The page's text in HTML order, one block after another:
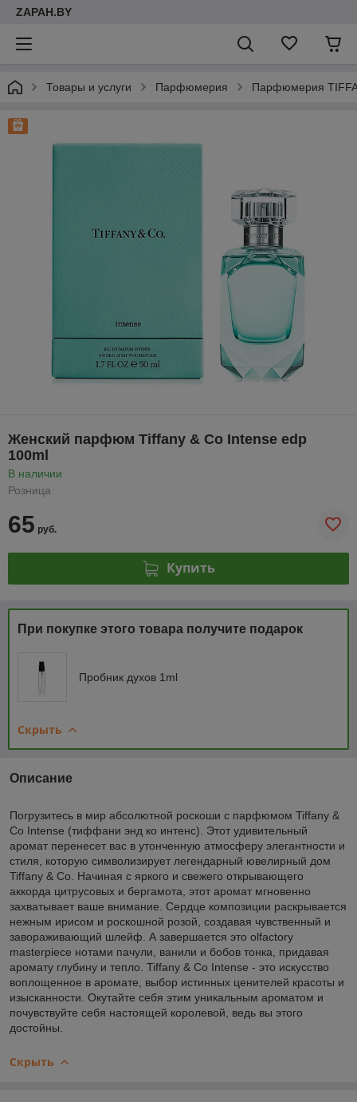
ZAPAH.BY
Товары и услуги Парфюмерия Парфюмерия
Женский парфюм Tiffany & Co Intense edp
100ml
В наличии
Розница
65 руб.
Купить
При покупке этого товара получите подарок
Пробник духов 1ml
Скрыть
Описание
Погрузитесь в мир абсолютной роскоши с парфюмом Tiffany &
Co Intense (тиффани энд ко интенс). Этот удивительный
аромат перенесет вас в утонченную атмосферу элегантности и
стиля, которую символизирует легендарный ювелирный дом
Tiffany & Co. Начиная с яркого и свежего открывающего
аккорда цитрусовых и бергамота, этот аромат мгновенно
захватывает ваше внимание. Сердце композиции раскрывается
нежным ирисом и роскошной розой, создавая чувственный и
завораживающий шлейф. А завершается это olfactory
masterpiece нотами пачули, ванили и бобов тонка, придавая
аромату глубину и тепло. Tiffany & Co Intense - это искусство
воплощенное в аромате, выбор истинных ценителей красоты и
изысканности. Окутайте себя этим уникальным ароматом и
почувствуйте себя настоящей королевой, ведь вы этого
достойны.
Скрыть